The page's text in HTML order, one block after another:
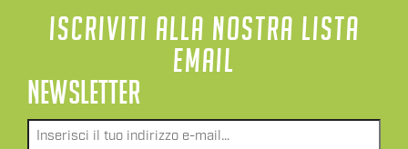
ISCRIVITI ALLA NOSTRA LISTA
EMAIL
NEWSLETTER
Email*